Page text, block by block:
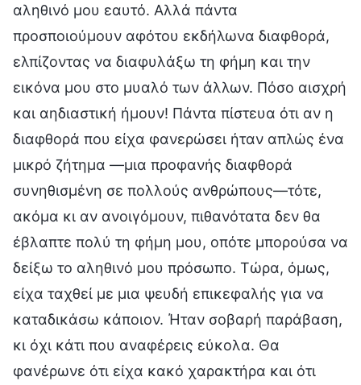
αληθινό μου εαυτό. Αλλά πάντα
προσποιούμουν αφότου εκδήλωνα διαφθορά,
ελπίζοντας να διαφυλάξω τη φήμη και την
εικόνα μου στο μυαλό των άλλων. Πόσο αισχρή
και αηδιαστική ήμουν! Πάντα πίστευα ότι αν η
διαφθορά που είχα φανερώσει ήταν απλώς ένα
μικρό ζήτημα —μια προφανής διαφθορά
συνηθισμένη σε πολλούς ανθρώπους—τότε,
ακόμα κι αν ανοιγόμουν, πιθανότατα δεν θα
έβλαπτε πολύ τη φήμη μου, οπότε μπορούσα να
δείξω το αληθινό μου πρόσωπο. Τώρα, όμως,
είχα ταχθεί με μια ψευδή επικεφαλής για να
καταδικάσω κάποιον. Ήταν σοβαρή παράβαση,
κι όχι κάτι που αναφέρεις εύκολα. Θα
φανέρωνε ότι είχα κακό χαρακτήρα και ότι